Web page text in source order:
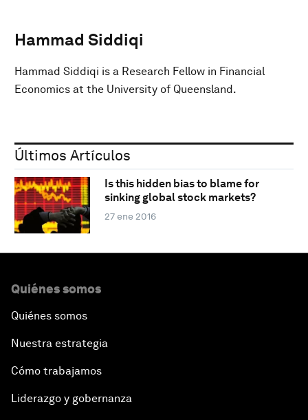
Hammad Siddiqi
Hammad Siddiqi is a Research Fellow in Financial
Economics at the University of Queensland.
Últimos Artículos
Is this hidden bias to blame for
sinking global stock markets?
27 ene 2016
Quiénes somos
Quiénes somos
Nuestra estrategia
Cómo trabajamos
Liderazgo y gobernanza